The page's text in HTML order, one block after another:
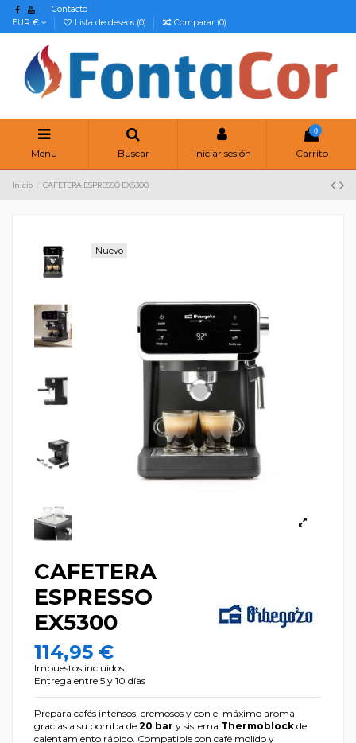
Contacto
EUR €
Lista de deseos (0) Comparar (0)
Menu Buscar Iniciar sesión
0
Carrito
Inicio CAFETERA ESPRESSO EX5300
Nuevo
CAFETERA
ESPRESSO
EX5300
114,95 €
Impuestos incluidos
Entrega entre 5 y 10 días
Prepara cafés intensos, cremosos y con el máximo aroma
gracias a su bomba de 20 bar y sistema Thermoblock de
calentamiento rápido. Compatible con café molido y